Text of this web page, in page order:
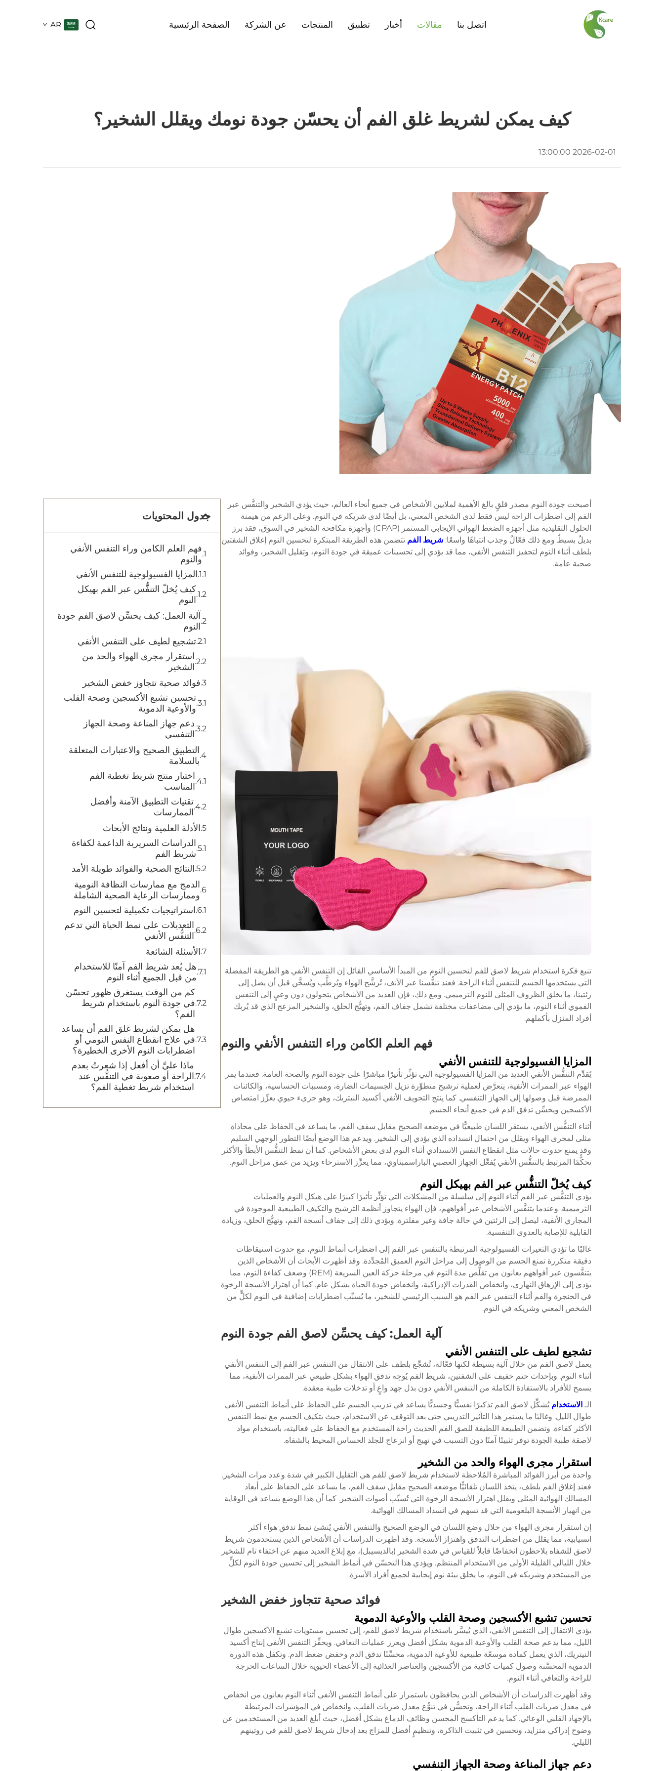
الصفحة الرئيسية عن الشركة المنتجات تطبيق أخبار مقالات اتصل بنا AR
كيف يمكن لشريط غلق الفم أن يحسّن جودة نومك ويقلل الشخير؟
2026-02-01 13:00:00
أصبحت جودة النوم مصدر قلقٍ بالغ الأهمية لملايين الأشخاص في جميع أنحاء العالم، حيث يؤدي الشخير والتنفُّس عبر
الفم إلى اضطراب الراحة ليس فقط لدى الشخص المعني، بل أيضًا لدى شريكه في النوم. وعلى الرغم من هيمنة
الحلول التقليدية مثل أجهزة الضغط الهوائي الإيجابي المستمر (CPAP) وأجهزة مكافحة الشخير في السوق، فقد برز
بديلٌ بسيطٌ ومع ذلك فعّالٌ وجذب انتباهًا واسعًا: شريط الفم تتضمن هذه الطريقة المبتكرة لتحسين النوم إغلاق الشفتين
بلطف أثناء النوم لتحفيز التنفس الأنفي، مما قد يؤدي إلى تحسينات عميقة في جودة النوم، وتقليل الشخير، وفوائد
صحية عامة.
تنبع فكرة استخدام شريط لاصق للفم لتحسين النوم من المبدأ الأساسي القائل إن التنفس الأنفي هو الطريقة المفضلة
التي يستخدمها الجسم للتنفس أثناء الراحة. فعند تنفُّسنا عبر الأنف، تُرشَّح الهواء ويُرطَّب ويُسخَّن قبل أن يصل إلى
رئتينا، ما يخلق الظروف المثلى للنوم الترميمي. ومع ذلك، فإن العديد من الأشخاص يتحولون دون وعيٍ إلى التنفس
الفموي أثناء النوم، ما يؤدي إلى مضاعفات مختلفة تشمل جفاف الفم، وتهيُّج الحلق، والشخير المزعج الذي قد يُربك
أفراد المنزل بأكملهم.
فهم العلم الكامن وراء التنفس الأنفي والنوم
المزايا الفسيولوجية للتنفس الأنفي
يُقدِّم التنفُّس الأنفي العديد من المزايا الفسيولوجية التي تؤثِّر تأثيرًا مباشرًا على جودة النوم والصحة العامة. فعندما يمر
الهواء عبر الممرات الأنفية، يتعرَّض لعملية ترشيح متطوِّرة تزيل الجسيمات الضارة، ومسببات الحساسية، والكائنات
الممرضة قبل وصولها إلى الجهاز التنفسي. كما ينتج التجويف الأنفي أكسيد النيتريك، وهو جزيء حيوي يعزِّز امتصاص
الأكسجين ويحسِّن تدفق الدم في جميع أنحاء الجسم.
أثناء التنفُّس الأنفي، يستقر اللسان طبيعيًّا في موضعه الصحيح مقابل سقف الفم، ما يساعد في الحفاظ على محاذاة
مثلى لمجرى الهواء ويقلل من احتمال انسداده الذي يؤدي إلى الشخير. ويدعم هذا الوضع أيضًا التطور الوجهي السليم
وقد يمنع حدوث حالات مثل انقطاع النفس الانسدادي أثناء النوم لدى بعض الأشخاص. كما أن نمط التنفُّس الأبطأ والأكثر
تحكُّمًا المرتبط بالتنفُّس الأنفي يُفعِّل الجهاز العصبي الباراسمبثاوي، مما يعزِّز الاسترخاء ويزيد من عمق مراحل النوم.
كيف يُخلّ التنفُّس عبر الفم بهيكل النوم
يؤدي التنفُّس عبر الفم أثناء النوم إلى سلسلة من المشكلات التي تؤثِّر تأثيرًا كبيرًا على هيكل النوم والعمليات
الترميمية. وعندما يتنفَّس الأشخاص عبر أفواههم، فإن الهواء يتجاوز أنظمة الترشيح والتكيف الطبيعية الموجودة في
المجاري الأنفية، ليصل إلى الرئتين في حالة جافة وغير مفلترة. ويؤدي ذلك إلى جفاف أنسجة الفم، وتهيُّج الحلق، وزيادة
القابلية للإصابة بالعدوى التنفسية.
غالبًا ما تؤدي التغيرات الفسيولوجية المرتبطة بالتنفس عبر الفم إلى اضطراب أنماط النوم، مع حدوث استيقاظات
دقيقة متكررة تمنع الجسم من الوصول إلى مراحل النوم العميق المُجدِّدة. وقد أظهرت الأبحاث أن الأشخاص الذين
يتنفَّسون عبر أفواههم يعانون من تقلُّص مدة النوم في مرحلة حركة العين السريعة (REM) وضعف كفاءة النوم، مما
يؤدي إلى الإرهاق النهاري، وانخفاض القدرات الإدراكية، وانخفاض جودة الحياة بشكل عام. كما أن اهتزاز الأنسجة الرخوة
في الحنجرة والفم أثناء التنفس عبر الفم هو السبب الرئيسي للشخير، ما يُسبِّب اضطرابات إضافية في النوم لكلٍّ من
الشخص المعني وشريكه في النوم.
آلية العمل: كيف يحسِّن لاصق الفم جودة النوم
تشجيع لطيف على التنفس الأنفي
يعمل لاصق الفم من خلال آلية بسيطة لكنها فعّالة، تُشجِّع بلطف على الانتقال من التنفس عبر الفم إلى التنفس الأنفي
أثناء النوم. وبإحداث ختم خفيف على الشفتين، شريط الفميُوجِه تدفق الهواء بشكل طبيعي عبر الممرات الأنفية، مما
يسمح للأفراد بالاستفادة الكاملة من التنفس الأنفي دون بذل جهد واعٍ أو تدخلات طبية معقدة.
الـالاستخداميُشكِّل لاصق الفم تذكيرًا نفسيًّا وجسديًّا يساعد في تدريب الجسم على الحفاظ على أنماط التنفس الأنفي
طوال الليل. وغالبًا ما يستمر هذا التأثير التدريبي حتى بعد التوقف عن الاستخدام، حيث يتكيف الجسم مع نمط التنفس
الأكثر كفاءة. وتضمن الطبيعة اللطيفة للصق الفم الحديث راحة المستخدم مع الحفاظ على فعاليته، باستخدام مواد
لاصقة طبية الجودة توفر تثبيتًا آمنًا دون التسبب في تهيج أو انزعاج للجلد الحساس المحيط بالشفاه.
استقرار مجرى الهواء والحد من الشخير
واحدة من أبرز الفوائد المباشرة المُلاحظة لاستخدام شريط لاصق للفم هي التقليل الكبير في شدة وعدد مرات الشخير.
فعند إغلاق الفم بلطف، يتخذ اللسان تلقائيًّا موضعه الصحيح مقابل سقف الفم، ما يساعد على الحفاظ على أبعاد
المسالك الهوائية المثلى ويقلل اهتزاز الأنسجة الرخوة التي تُسبِّب أصوات الشخير. كما أن هذا الوضع يساعد في الوقاية
من انهيار الأنسجة البلعومية التي قد تسهم في انسداد المسالك الهوائية.
إن استقرار مجرى الهواء من خلال وضع اللسان في الوضع الصحيح والتنفس الأنفي يُنشئ نمط تدفق هواء أكثر
انسيابية، مما يقلل من اضطراب التدفق واهتزاز الأنسجة. وقد أظهرت الدراسات أن الأشخاص الذين يستخدمون شريط
لاصق للشفاه يلاحظون انخفاضًا قابلاً للقياس في شدة الشخير (بالديسيبل)، مع إبلاغ العديد منهم عن اختفاء تام للشخير
خلال الليالي القليلة الأولى من الاستخدام المنتظم. ويؤدي هذا التحسّن في أنماط الشخير إلى تحسين جودة النوم لكلٍّ
من المستخدم وشريكه في النوم، ما يخلق بيئة نوم إيجابية لجميع أفراد الأسرة.
فوائد صحية تتجاوز خفض الشخير
تحسين تشبع الأكسجين وصحة القلب والأوعية الدموية
يؤدي الانتقال إلى التنفس الأنفي، الذي يُيسَّر باستخدام شريط لاصق للفم، إلى تحسين مستويات تشبع الأكسجين طوال
الليل، مما يدعم صحة القلب والأوعية الدموية بشكل أفضل ويعزز عمليات التعافي. ويحفِّز التنفس الأنفي إنتاج أكسيد
النيتريك، الذي يعمل كمادة موسعّة طبيعية للأوعية الدموية، محسِّنًا تدفق الدم وخفض ضغط الدم. وتكفل هذه الدورة
الدموية المحسَّنة وصول كميات كافية من الأكسجين والعناصر الغذائية إلى الأعضاء الحيوية خلال الساعات الحرجة
للراحة والتعافي أثناء النوم.
وقد أظهرت الدراسات أن الأشخاص الذين يحافظون باستمرار على أنماط التنفس الأنفي أثناء النوم يعانون من انخفاض
في معدل ضربات القلب أثناء الراحة، وتحسُّن في تنوُّع معدل ضربات القلب، وانخفاض في المؤشرات المرتبطة
بالإجهاد القلبي الوعائي. كما يدعم التأكسج المحسن وظائف الدماغ بشكل أفضل، حيث أبلغ العديد من المستخدمين عن
وضوح إدراكي متزايد، وتحسين في تثبيت الذاكرة، وتنظيمٍ أفضل للمزاج بعد إدخال شريط لاصق للفم في روتينهم
الليلي.
دعم جهاز المناعة وصحة الجهاز التنفسي
جدول المحتويات
فهم العلم الكامن وراء التنفس الأنفي
والنوم
المزايا الفسيولوجية للتنفس الأنفي
كيف يُخلّ التنفُّس عبر الفم بهيكل
النوم
آلية العمل: كيف يحسِّن لاصق الفم جودة
النوم
تشجيع لطيف على التنفس الأنفي
استقرار مجرى الهواء والحد من
الشخير
فوائد صحية تتجاوز خفض الشخير
تحسين تشبع الأكسجين وصحة القلب
والأوعية الدموية
دعم جهاز المناعة وصحة الجهاز
التنفسي
التطبيق الصحيح والاعتبارات المتعلقة
بالسلامة
اختيار منتج شريط تغطية الفم
المناسب
تقنيات التطبيق الآمنة وأفضل
الممارسات
الأدلة العلمية ونتائج الأبحاث
الدراسات السريرية الداعمة لكفاءة
شريط الفم
النتائج الصحية والفوائد طويلة الأمد
الدمج مع ممارسات النظافة النومية
وممارسات الرعاية الصحية الشاملة
استراتيجيات تكميلية لتحسين النوم
التعديلات على نمط الحياة التي تدعم
التنفُّس الأنفي
الأسئلة الشائعة
هل يُعد شريط الفم آمنًا للاستخدام
من قبل الجميع أثناء النوم
كم من الوقت يستغرق ظهور تحسّن
في جودة النوم باستخدام شريط
الفم؟
هل يمكن لشريط غلق الفم أن يساعد
في علاج انقطاع النفس النومي أو
اضطرابات النوم الأخرى الخطيرة؟
ماذا عليَّ أن أفعل إذا شعرتُ بعدم
الراحة أو صعوبة في التنفُّس عند
استخدام شريط تغطية الفم؟